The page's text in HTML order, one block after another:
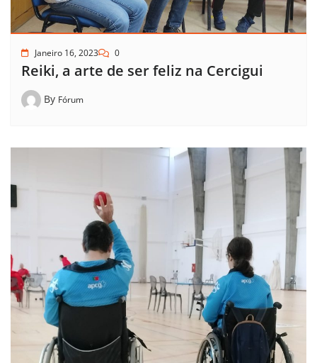
Janeiro 16, 2023 0
Reiki, a arte de ser feliz na Cercigui
By Fórum